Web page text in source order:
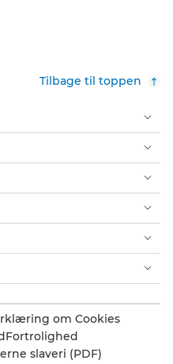
Tilbage til toppen
om Cookies
Fortrolighed
slaveri (PDF)